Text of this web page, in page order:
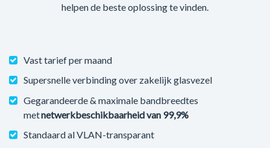
helpen de beste oplossing te vinden.
Vast tarief per maand
Supersnelle verbinding over zakelijk glasvezel
Gegarandeerde & maximale bandbreedtes
metnetwerkbeschikbaarheid van 99,9%
Standaard al VLAN-transparant